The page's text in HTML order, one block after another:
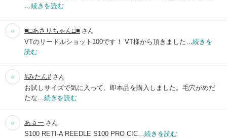
続きを読む
■□あさりちゃん□■ さん
VTのリードルショット100です！ VT様から頂きました… 続きを
読む
#みたん#さん
お試しサイズで気に入って、即本品を購入しました。毛穴がめだ
たな… 続きを読む
あａー さん
S100 RETI-A REEDLE S100 PRO CIC… 続きを読む